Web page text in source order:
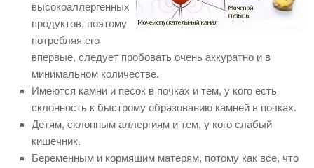
высокоаллергенных
продуктов, поэтому
потребляя его
впервые, следует пробовать очень аккуратно и в
минимальном количестве.
Имеются камни и песок в почках и тем, у кого есть
склонность к быстрому образованию камней в почках.
Детям, склонным аллергиям и тем, у кого слабый
кишечник.
Беременным и кормящим матерям, потому как все, что